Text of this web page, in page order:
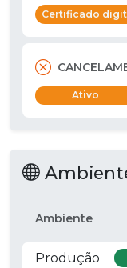
Certificado
Ativo
Ambiente
Produção